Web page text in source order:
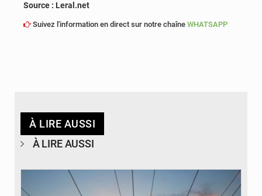
Source : Leral.net
Suivez l'information en direct sur notre chaîne WHATSAPP
À LIRE AUSSI
À LIRE AUSSI